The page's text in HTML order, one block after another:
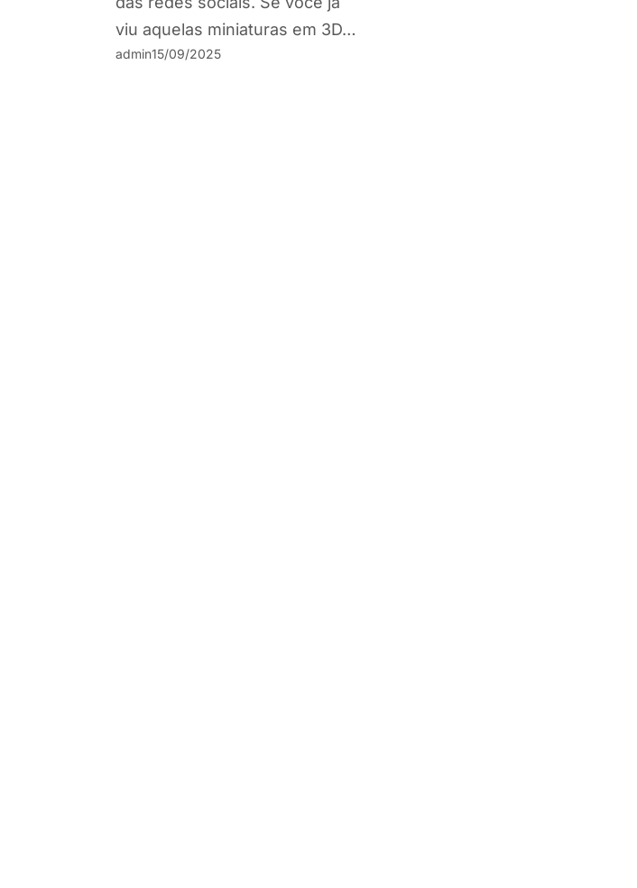
viu aquelas miniaturas em 3D…
admin15/09/2025